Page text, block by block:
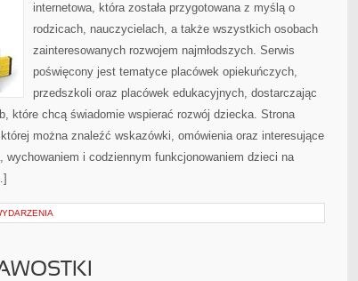
internetowa, która została przygotowana z myślą o
rodzicach, nauczycielach, a także wszystkich osobach
zainteresowanych rozwojem najmłodszych. Serwis
poświęcony jest tematyce placówek opiekuńczych,
przedszkoli oraz placówek edukacyjnych, dostarczając
które chcą świadomie wspierać rozwój dziecka. Strona
można znaleźć wskazówki, omówienia oraz interesujące
wychowaniem i codziennym funkcjonowaniem dzieci na